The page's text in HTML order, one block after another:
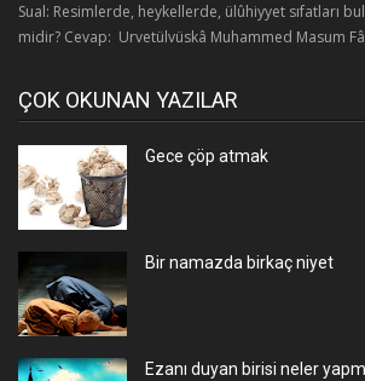
Sual: Resimlerde, heykellerde, ülûhiyyet sıfatları
midir? Cevap: Urvetülvüskâ Muhammed Masum
ÇOK OKUNAN YAZILAR
Gece çöp atmak
Bir namazda birkaç niyet
Ezanı duyan birisi neler